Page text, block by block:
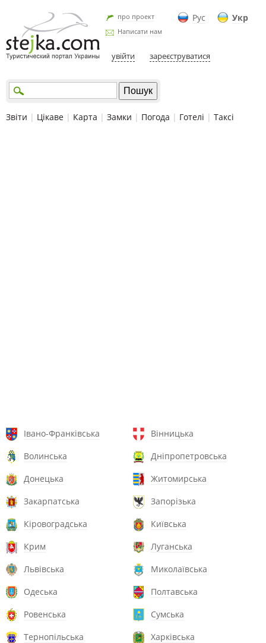
Рус Укр
про проект
Написати нам
увійти зареєструватися
Звіти | Цікаве | Карта | Замки | Погода | Готелі | Таксі
Івано-Франківська
Вінницька
Волинська
Дніпропетровська
Донецька
Житомирська
Закарпатська
Запорізька
Кіровоградська
Київська
Крим
Луганська
Львівська
Миколаївська
Одеська
Полтавська
Ровенська
Сумська
Тернопільська
Харківська